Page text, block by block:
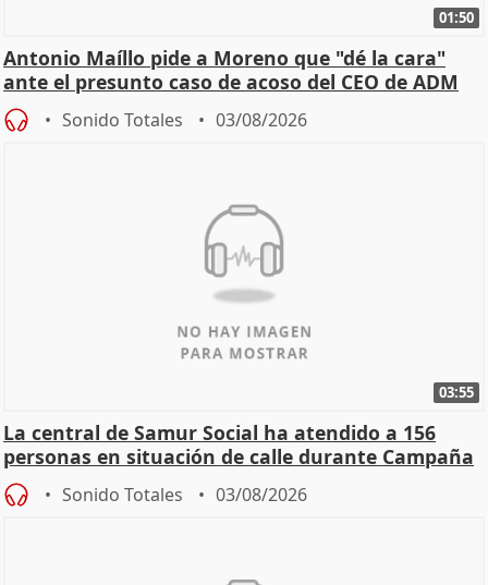
01:50
Antonio Maíllo pide a Moreno que "dé la cara"
ante el presunto caso de acoso del CEO de ADM
Sonido Totales 03/08/2026
03:55
La central de Samur Social ha atendido a 156
personas en situación de calle durante Campaña
de Calor
Sonido Totales 03/08/2026